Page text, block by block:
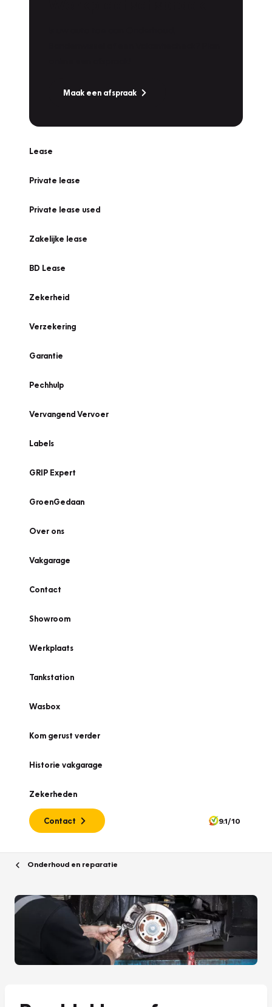
Maak een afspraak
Lease
Private lease
Private lease used
Zakelijke lease
BD Lease
Zekerheid
Verzekering
Garantie
Pechhulp
Vervangend Vervoer
Labels
GRIP Expert
GroenGedaan
Over ons
Vakgarage
Contact
Showroom
Werkplaats
Tankstation
Wasbox
Kom gerust verder
Historie vakgarage
Zekerheden
Contact 9.1/10
Onderhoud en reparatie